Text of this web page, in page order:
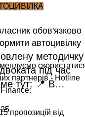
обов'язково
автоцивілку
партнерів - Hotline
Finance:
пропозицій від
методичку
під час
тут: 📍 В…